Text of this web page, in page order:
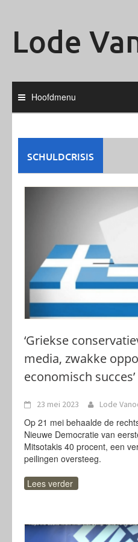
Lode
Hoofdmenu
SCHULDCRISIS
‘Griekse
media, zwakke
economisch succes’
23 mei 2023 Lode
Op 21 mei behaalde de
Nieuwe Democratie van
Mitsotakis 40 procent, een
peilingen oversteeg.
Lees verder